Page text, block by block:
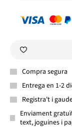
Compra segura
Entrega en 1-2
Registra't i
Enviament
text, joguines i